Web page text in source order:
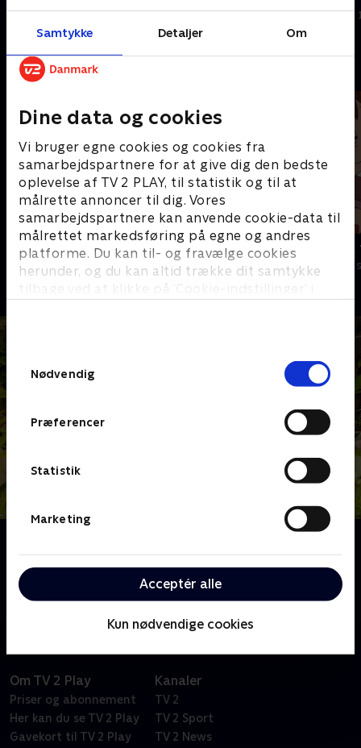
Samtykke Detaljer Om
Dine data og cookies
Vi bruger egne cookies og cookies fra
samarbejdspartnere for at give dig den bedste
oplevelse af TV 2 PLAY, til statistik og til at
målrette annoncer til dig. Vores
samarbejdspartnere kan anvende cookie-data til
målrettet markedsføring på egne og andres
platforme. Du kan til- og fravælge cookies
herunder, og du kan altid trække dit samtykke
tilbage ved at klikke på ’Cookie-indstillinger’ i
Nødvendig
Præferencer
Statistik
Marketing
Acceptér alle
Kun nødvendige cookies
1. september 2023 • 11 min 1. september 2023 • 11 min
Andre så også
Little Charmers
Børneserier • 2 sæsoner
Karlsson på
Børneserier • 1
trække i snoren, og så kommer de! Pingvinen Maurits
tror, han er en tiger, der lever i junglen.
Om TV 2 Play
Priser og abonnement
Her kan du se TV 2 Play
Gavekort til TV 2 Play
Kanaler
TV 2
TV 2 Sport
TV 2 News